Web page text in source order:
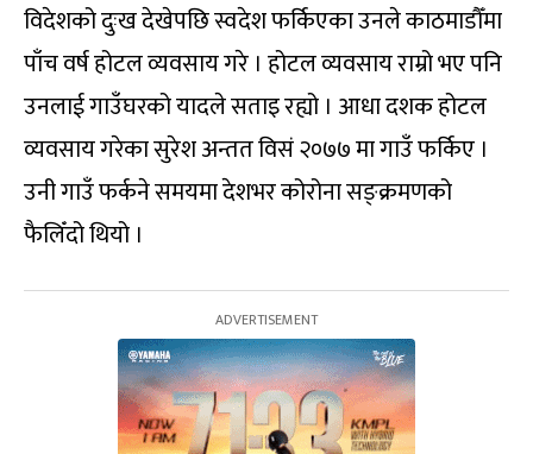
विदेशको दुःख देखेपछि स्वदेश फर्किएका उनले काठमाडौँमा
पाँच वर्ष होटल व्यवसाय गरे । होटल व्यवसाय राम्रो भए पनि
उनलाई गाउँघरको यादले सताइ रह्यो । आधा दशक होटल
व्यवसाय गरेका सुरेश अन्तत विसं २०७७ मा गाउँ फर्किए ।
उनी गाउँ फर्कने समयमा देशभर कोरोना सङ्क्रमणको
फैलिँदो थियो ।